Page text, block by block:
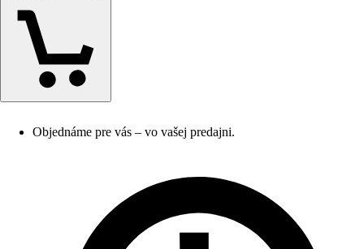
Objednáme pre vás – vo vašej predajni.